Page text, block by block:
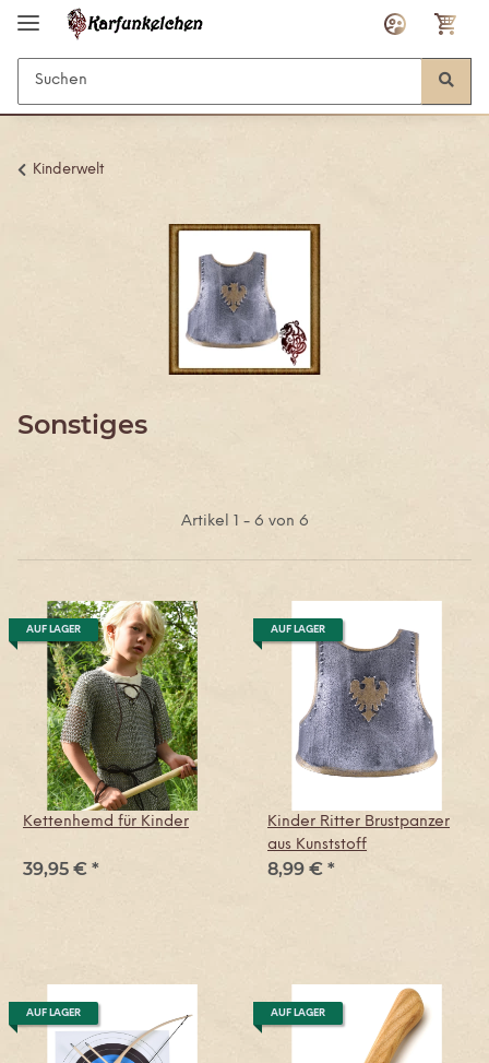
Kinderwelt
Sonstiges
Artikel 1 - 6 von 6
AUF LAGER
Kettenhemd für Kinder
39,95 € *
AUF LAGER
Kinder Ritter Brustpanzer
aus Kunststoff
8,99 € *
AUF LAGER AUF LAGER